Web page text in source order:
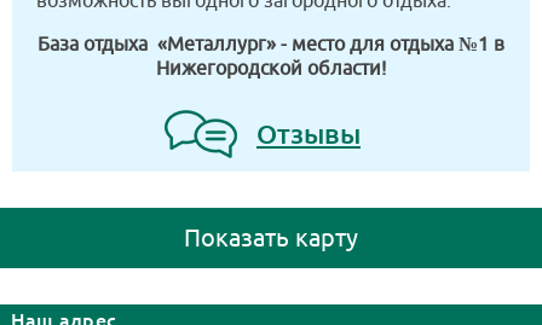
База отдыха «Металлург» - место для отдыха №1 в
Нижегородской области!
Отзывы
Показать карту
Наш адрес